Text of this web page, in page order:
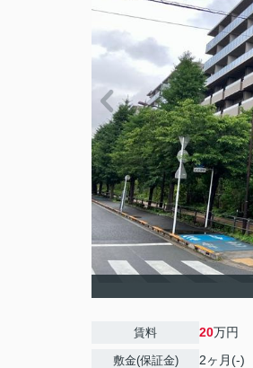
賃料 20万円
敷金(保証金) 2ヶ月(-)